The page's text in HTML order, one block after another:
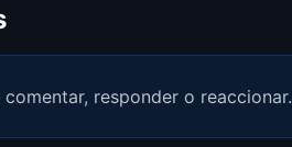
responder o reaccionar.